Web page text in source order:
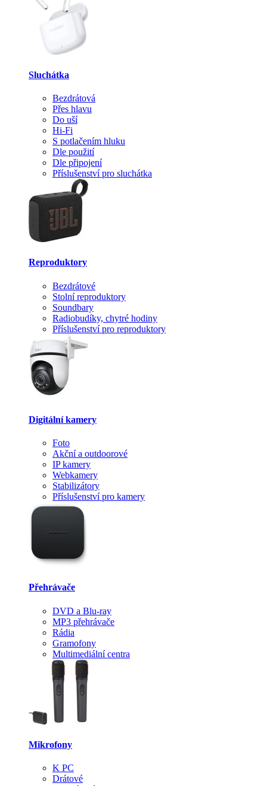
Sluchátka
Bezdrátová
Přes hlavu
Do uší
Hi-Fi
S potlačením hluku
Dle použití
Dle připojení
Příslušenství pro sluchátka
Reproduktory
Bezdrátové
Stolní reproduktory
Soundbary
Radiobudíky, chytré hodiny
Příslušenství pro reproduktory
Digitální kamery
Foto
Akční a outdoorové
IP kamery
Webkamery
Stabilizátory
Příslušenství pro kamery
Přehrávače
DVD a Blu-ray
MP3 přehrávače
Rádia
Gramofony
Multimediální centra
Mikrofony
K PC
Drátové